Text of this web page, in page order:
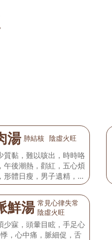
湯 肺結核 陰虛火旺
質黏，難以咳出，時時咯
午後潮熱，顴紅，五心煩
形體日瘦，男子遺精，女
舌質紅絳而幹，舌苔黃或
。
鮮湯 常見心律失常
陰虛火旺
少寐，頭暈目眩，手足心
，心中痛，脈細促，舌